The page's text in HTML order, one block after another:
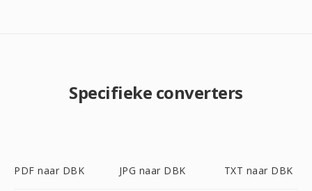
Specifieke converters
PDF naar DBK JPG naar DBK TXT naar DBK